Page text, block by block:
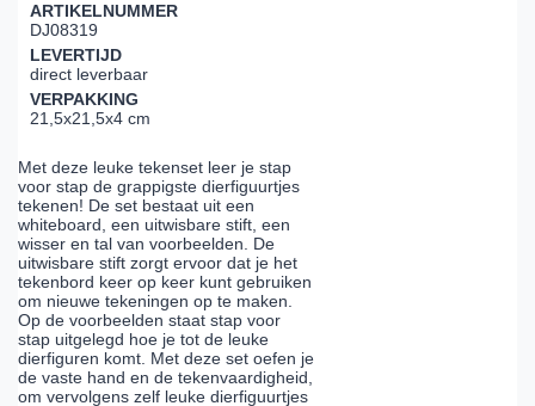
ARTIKELNUMMER
DJ08319
LEVERTIJD
direct leverbaar
VERPAKKING
21,5x21,5x4 cm
Met deze leuke tekenset leer je stap
voor stap de grappigste dierfiguurtjes
tekenen! De set bestaat uit een
whiteboard, een uitwisbare stift, een
wisser en tal van voorbeelden. De
uitwisbare stift zorgt ervoor dat je het
tekenbord keer op keer kunt gebruiken
om nieuwe tekeningen op te maken.
Op de voorbeelden staat stap voor
stap uitgelegd hoe je tot de leuke
dierfiguren komt. Met deze set oefen je
de vaste hand en de tekenvaardigheid,
om vervolgens zelf leuke dierfiguurtjes